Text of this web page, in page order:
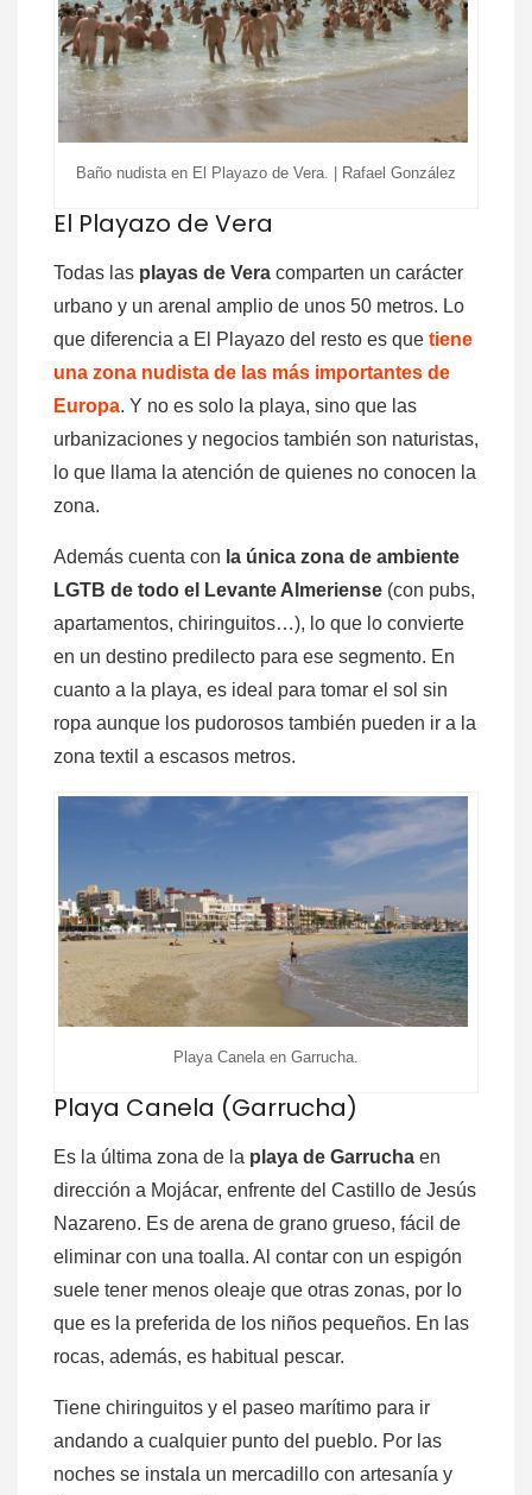
Baño nudista en El Playazo de Vera. | Rafael González
El Playazo de Vera
Todas las playas de Vera comparten un carácter
urbano y un arenal amplio de unos 50 metros. Lo
que diferencia a El Playazo del resto es que tiene
una zona nudista de las más importantes de
Europa. Y no es solo la playa, sino que las
urbanizaciones y negocios también son naturistas,
lo que llama la atención de quienes no conocen la
zona.
Además cuenta con la única zona de ambiente
LGTB de todo el Levante Almeriense (con pubs,
apartamentos, chiringuitos…), lo que lo convierte
en un destino predilecto para ese segmento. En
cuanto a la playa, es ideal para tomar el sol sin
ropa aunque los pudorosos también pueden ir a la
zona textil a escasos metros.
Playa Canela en Garrucha.
Playa Canela (Garrucha)
Es la última zona de la playa de Garrucha en
dirección a Mojácar, enfrente del Castillo de Jesús
Nazareno. Es de arena de grano grueso, fácil de
eliminar con una toalla. Al contar con un espigón
suele tener menos oleaje que otras zonas, por lo
que es la preferida de los niños pequeños. En las
rocas, además, es habitual pescar.
Tiene chiringuitos y el paseo marítimo para ir
andando a cualquier punto del pueblo. Por las
noches se instala un mercadillo con artesanía y